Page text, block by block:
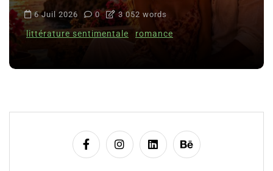
6 Juil 2026 0 3 052 words
littérature sentimentale romance